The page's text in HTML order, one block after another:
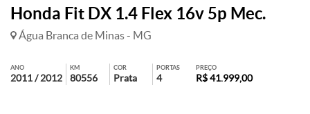
Honda Fit DX 1.4 Flex 16v 5p Mec.
Água Branca de Minas - MG
ANO
2011 / 2012
KM
80556
COR
Prata
PORTAS
4
PREÇO
R$ 41.999,00